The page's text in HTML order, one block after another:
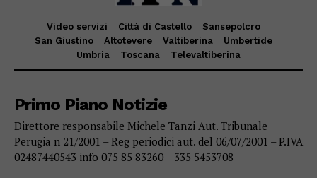
Video servizi Città di Castello
Sansepolcro
San Giustino
Altotevere Valtiberina
Umbertide
Umbria
Toscana Televaltiberina
Primo Piano Notizie
Direttore responsabile Michele Tanzi Aut. Tribunale
Perugia n 21/2001 – Reg periodici aut. del 06/07/2001 – P.IVA
02487440543 info 075 85 83260 – 335 5453708